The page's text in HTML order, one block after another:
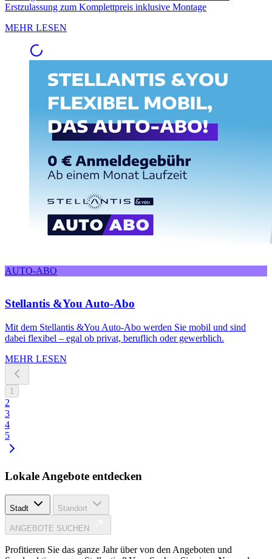
Erstzulassung zum Komplettpreis inklusive Montage
MEHR LESEN
AUTO-ABO
Stellantis &You Auto-Abo
Mit dem Stellantis &You Auto-Abo werden Sie mobil und sind
dabei flexibel – egal ob privat, beruflich oder gewerblich.
MEHR LESEN
1
2
3
4
5
Lokale Angebote entdecken
Stadt Standort
ANGEBOTE SUCHEN
Profitieren Sie das ganze Jahr über von den Angeboten und